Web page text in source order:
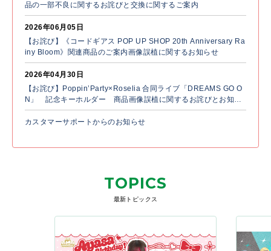
品の一部不良に関するお詫びと交換に関するご案内
2026年06月05日
【お詫び】《コードギアス POP UP SHOP 20th Anniversary Ra
iny Bloom》関連商品のご案内画像誤植に関するお知らせ
2026年04月30日
【お詫び】Poppin’Party×Roselia 合同ライブ「DREAMS GO O
N」 記念キーホルダー 商品画像誤植に関するお詫びとお知ら
せ
カスタマーサポートからのお知らせ
TOPICS
最新トピックス